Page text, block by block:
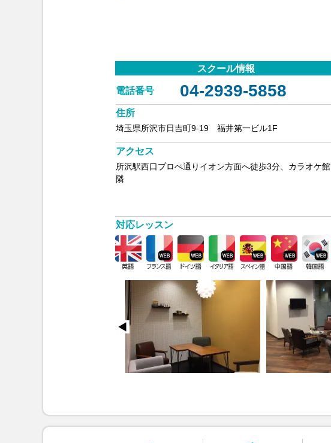
スクール情報
住所
埼玉県所沢市日吉町9-19 福井第一ビル1F
電話番号 04-2939-5858
アクセス
所沢駅西口プロぺ通りイオン方面へ徒歩3分、カラオケ館
隣
対応レッスン